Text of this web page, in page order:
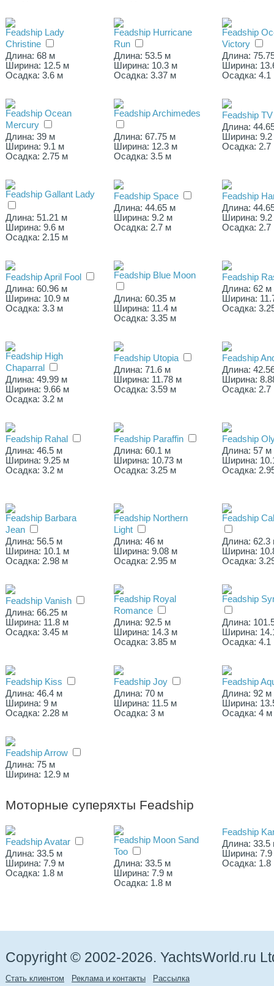
Feadship Lady
Christine
Длина: 68 м
Ширина: 12.5 м
Осадка: 3.6 м
Feadship Hurricane
Run
Длина: 53.5 м
Ширина: 10.3 м
Осадка: 3.37 м
Feadship
Victory
Длина:
Ширина:
Осадка: 4.1
Feadship Ocean
Mercury
Длина: 39 м
Ширина: 9.1 м
Осадка: 2.75 м
Feadship Archimedes
Длина: 67.75 м
Ширина: 12.3 м
Осадка: 3.5 м
Feadship TV
Длина:
Ширина:
Осадка: 2.7
Feadship Gallant Lady
Длина: 51.21 м
Ширина: 9.6 м
Осадка: 2.15 м
Feadship Space
Длина: 44.65 м
Ширина: 9.2 м
Осадка: 2.7 м
Feadship
Длина:
Ширина:
Осадка: 2.7
Feadship April Fool
Длина: 60.96 м
Ширина: 10.9 м
Осадка: 3.3 м
Feadship Blue Moon
Длина: 60.35 м
Ширина: 11.4 м
Осадка: 3.35 м
Feadship
Длина: 62 м
Ширина:
Осадка:
Feadship High
Chaparral
Длина: 49.99 м
Ширина: 9.66 м
Осадка: 3.2 м
Feadship Utopia
Длина: 71.6 м
Ширина: 11.78 м
Осадка: 3.59 м
Feadship
Длина:
Ширина:
Осадка: 2.7
Feadship Rahal
Длина: 46.5 м
Ширина: 9.25 м
Осадка: 3.2 м
Feadship Paraffin
Длина: 60.1 м
Ширина: 10.73 м
Осадка: 3.25 м
Feadship
Длина: 57 м
Ширина:
Осадка:
Feadship Barbara
Jean
Длина: 56.5 м
Ширина: 10.1 м
Осадка: 2.98 м
Feadship Northern
Light
Длина: 46 м
Ширина: 9.08 м
Осадка: 2.95 м
Feadship
Длина: 62.3
Ширина:
Осадка:
Feadship Vanish
Длина: 66.25 м
Ширина: 11.8 м
Осадка: 3.45 м
Feadship Royal
Romance
Длина: 92.5 м
Ширина: 14.3 м
Осадка: 3.85 м
Feadship
Длина:
Ширина:
Осадка: 4.1
Feadship Kiss
Длина: 46.4 м
Ширина: 9 м
Осадка: 2.28 м
Feadship Joy
Длина: 70 м
Ширина: 11.5 м
Осадка: 3 м
Feadship
Длина: 92 м
Ширина:
Осадка: 4 м
Feadship Arrow
Длина: 75 м
Ширина: 12.9 м
Моторные суперяхты Feadship
Feadship Avatar
Длина: 33.5 м
Ширина: 7.9 м
Осадка: 1.8 м
Feadship Moon Sand
Too
Длина: 33.5 м
Ширина: 7.9 м
Осадка: 1.8 м
Feadship
Длина: 33.5
Ширина:
Осадка: 1.8
Copyright © 2002-2026. YachtsWorld.ru
Стать клиентом Реклама и контакты Рассылка